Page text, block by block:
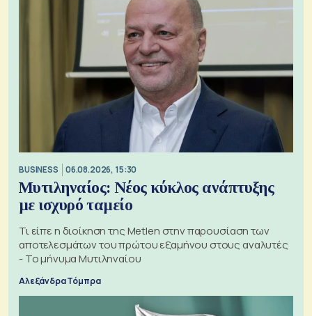
BUSINESS 06.08.2026, 15:30
Μυτιληναίος: Νέος κύκλος ανάπτυξης
με ισχυρό ταμείο
Τι είπε η διοίκηση της Metlen στην παρουσίαση των
αποτελεσμάτων του πρώτου εξαμήνου στους αναλυτές
- Το μήνυμα Μυτιληναίου
Αλεξάνδρα Τόμπρα